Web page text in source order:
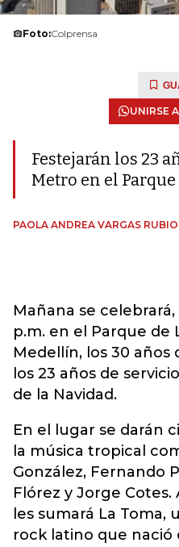
Foto:Colprensa
UNIRSE
Festejarán los 23
Metro en el Parque
PAOLA ANDREA VARGAS RUBIO
Mañana se
p.m. en el Parque de
Medellín, los 30
los 23 años de
de la Navidad.
En el lugar se darán
la música tropical
González, Fernando
Flórez y Jorge Cotes.
les sumará La
rock latino que nació